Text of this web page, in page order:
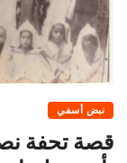
قصة تحفة
بأسفي